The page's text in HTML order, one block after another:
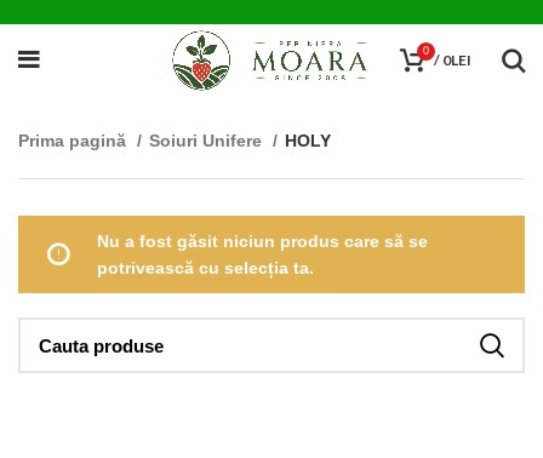
0 / 0LEI
Prima pagină Soiuri Unifere HOLY
Nu a fost găsit niciun produs care să se
potrivească cu selecția ta.